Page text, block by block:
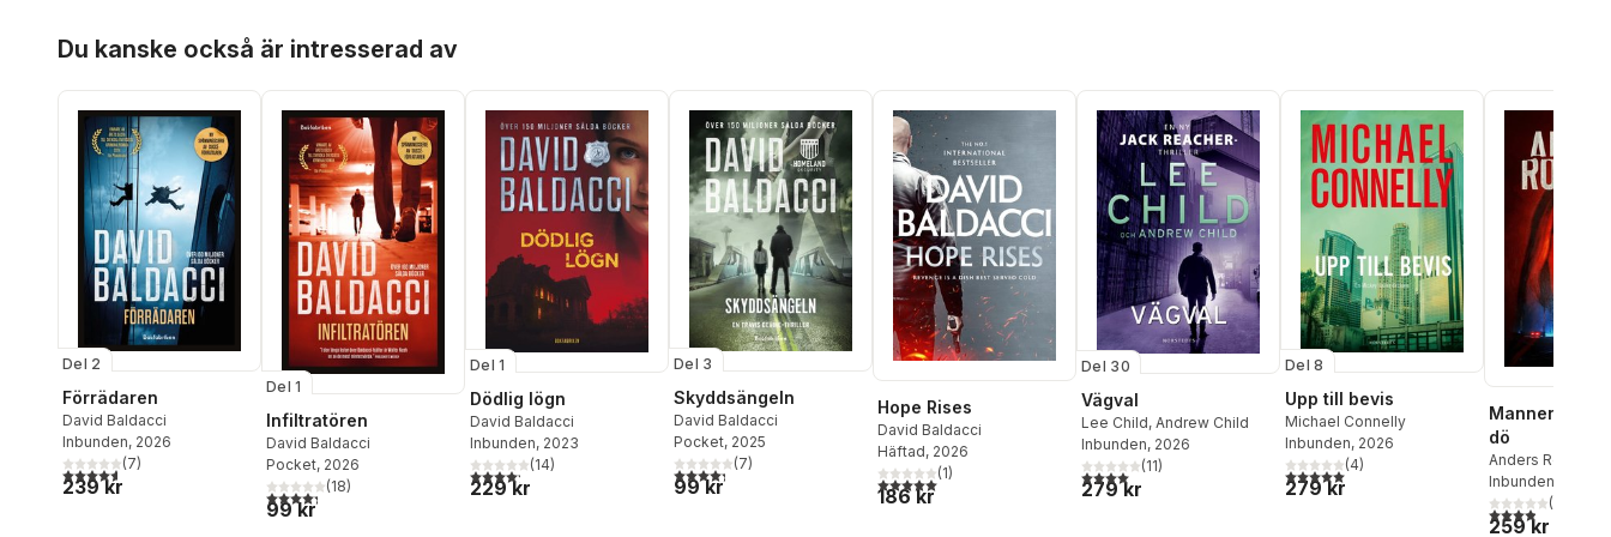
Du kanske också är intresserad av
Del 2
Förrädaren
David Baldacci
Inbunden, 2026
4,6utav 5 stjärnor. Totalt antal röster:
(7)
239 kr
Del 1
Infiltratören
David Baldacci
Pocket, 2026
4,3utav 5 stjärnor. Totalt antal röster:
(18)
99 kr
Del 1
Dödlig lögn
David Baldacci
Inbunden, 2023
4,2utav 5 stjärnor. Totalt antal röster:
(14)
229 kr
Del 3
Skyddsängeln
David Baldacci
Pocket, 2025
4,3utav 5 stjärnor. Totalt antal röster:
(7)
99 kr
Hope Rises
David Baldacci
Häftad, 2026
5,0utav 5 stjärnor. Totalt antal röster:
(1)
186 kr
Del 30
Vägval
Lee Child, Andrew Child
Inbunden, 2026
4,0utav 5 stjärnor. Totalt antal röster:
(11)
279 kr
Del 8
Upp till bevis
Michael Connelly
Inbunden, 2026
5,0utav 5 stjärnor. Totalt antal röster:
(4)
279 kr
Mannen som
dö
Anders Roslund
Inbunden
3,9utav 5(
259 kr